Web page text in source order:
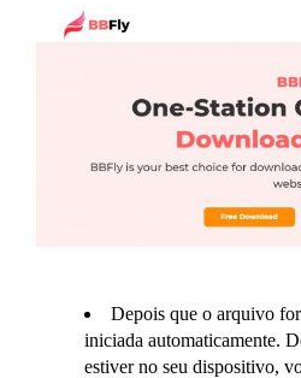
Depois que o arquivo
iniciada automaticamente.
estiver no seu dispositivo,